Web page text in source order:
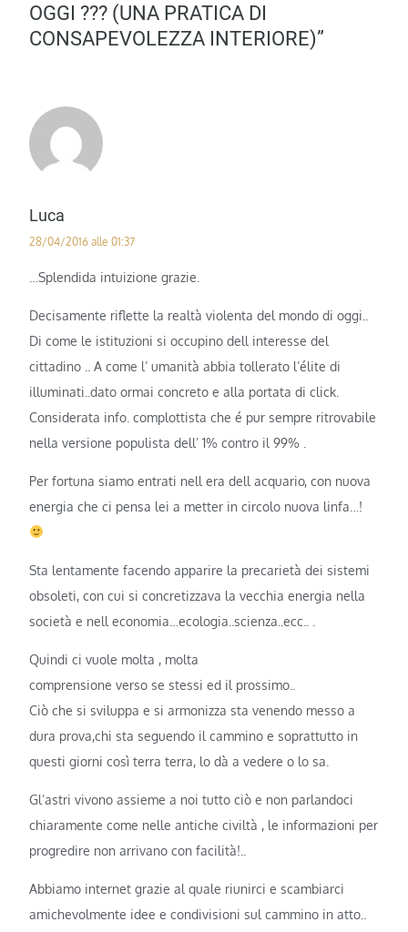
OGGI ??? (UNA PRATICA DI
CONSAPEVOLEZZA INTERIORE)”
Luca
28/04/2016 alle 01:37
…Splendida intuizione grazie.
Decisamente riflette la realtà violenta del mondo di oggi..
Di come le istituzioni si occupino dell interesse del
cittadino .. A come l’ umanità abbia tollerato l’élite di
illuminati..dato ormai concreto e alla portata di click.
Considerata info. complottista che é pur sempre ritrovabile
nella versione populista dell’ 1% contro il 99% .
Per fortuna siamo entrati nell era dell acquario, con nuova
energia che ci pensa lei a metter in circolo nuova linfa…!
Sta lentamente facendo apparire la precarietà dei sistemi
obsoleti, con cui si concretizzava la vecchia energia nella
società e nell economia…ecologia..scienza..ecc.. .
Quindi ci vuole molta , molta
comprensione verso se stessi ed il prossimo..
Ciò che si sviluppa e si armonizza sta venendo messo a
dura prova,chi sta seguendo il cammino e soprattutto in
questi giorni così terra terra, lo dà a vedere o lo sa.
Gl’astri vivono assieme a noi tutto ciò e non parlandoci
chiaramente come nelle antiche civiltà , le informazioni per
progredire non arrivano con facilità!..
Abbiamo internet grazie al quale riunirci e scambiarci
amichevolmente idee e condivisioni sul cammino in atto..